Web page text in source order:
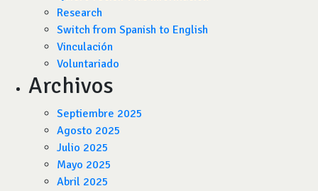
Research
Switch from Spanish to English
Vinculación
Voluntariado
Archivos
Septiembre 2025
Agosto 2025
Julio 2025
Mayo 2025
Abril 2025